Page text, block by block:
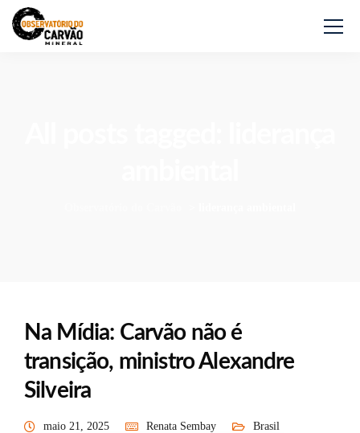
Na Mídia: Carvão não é
transição, ministro Alexandre
Silveira
maio 21, 2025 Renata Sembay
Brasil